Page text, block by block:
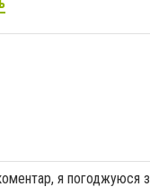
я погоджуюся з